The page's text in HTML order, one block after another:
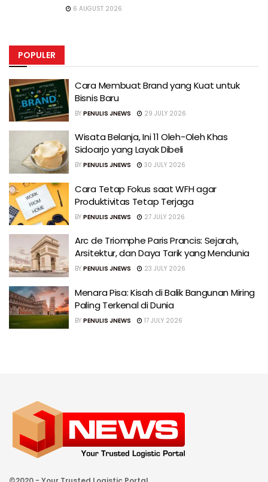
6 AUGUST 2026
POPULER
Cara Membuat Brand yang Kuat untuk
Bisnis Baru
BY PENULIS JNEWS 29 JULY 2026
Wisata Belanja, Ini 11 Oleh-Oleh Khas
Sidoarjo yang Layak Dibeli
BY PENULIS JNEWS 30 JULY 2026
Cara Tetap Fokus saat WFH agar
Produktivitas Tetap Terjaga
BY PENULIS JNEWS 27 JULY 2026
Arc de Triomphe Paris Prancis: Sejarah,
Arsitektur, dan Daya Tarik yang Mendunia
BY PENULIS JNEWS 23 JULY 2026
Menara Pisa: Kisah di Balik Bangunan Miring
Paling Terkenal di Dunia
BY PENULIS JNEWS 17 JULY 2026